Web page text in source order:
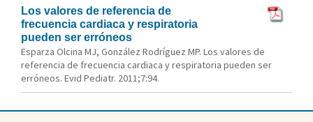
Los valores de referencia de
frecuencia cardiaca y respiratoria
pueden ser erróneos
Esparza Olcina MJ, González Rodríguez MP. Los valores de
referencia de frecuencia cardiaca y respiratoria pueden ser
erróneos. Evid Pediatr. 2011;7:94.